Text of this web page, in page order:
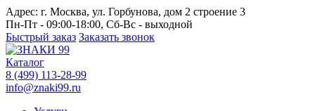
Адрес: г. Москва, ул. Горбунова, дом 2 строение 3
Пн-Пт - 09:00-18:00, Сб-Вс - выходной
Быстрый заказ Заказать звонок
Каталог
8 (499) 113-28-99
info@znaki99.ru